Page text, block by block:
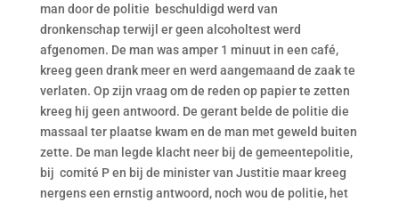
man door de politie beschuldigd werd van
dronkenschap terwijl er geen alcoholtest werd
afgenomen. De man was amper 1 minuut in een café,
kreeg geen drank meer en werd aangemaand de zaak te
verlaten. Op zijn vraag om de reden op papier te zetten
kreeg hij geen antwoord. De gerant belde de politie die
massaal ter plaatse kwam en de man met geweld buiten
zette. De man legde klacht neer bij de gemeentepolitie,
bij comité P en bij de minister van Justitie maar kreeg
nergens een ernstig antwoord, noch wou de politie, het